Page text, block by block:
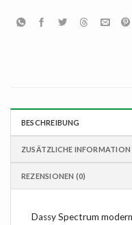
BESCHREIBUNG
ZUSÄTZLICHE INFORMATION
REZENSIONEN (0)
Dassy Spectrum